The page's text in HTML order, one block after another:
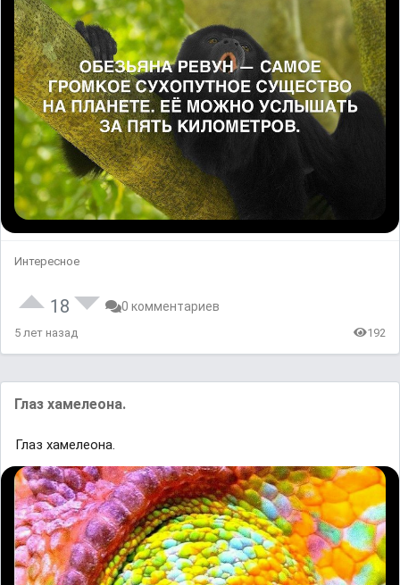
Интересное
18 0 комментариев
5 лет назад 192
Глаз хамелеона.
Глаз хамелеона.